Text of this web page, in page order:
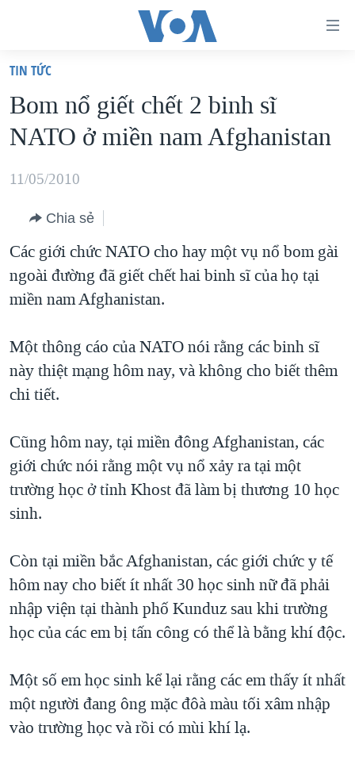
truy
cập
Tới
dung
chính
điều
hướng
chính
tới
"Tìm"
VIỆT NAM
HOA KỲ
BIỂN ĐÔNG
BLOG
DIỄN ĐÀN
MỤC
VẠCH TRẦN TIN GIẢ
NGƯỜI VIỆT HẢI NGOẠI
ĐỜI SỐNG
KHOA HỌC
SỨC KHOẺ
VĂN HOÁ
GIÁO DỤC
CHIẾN TRANH THƯƠNG MẠI CỦA MỸ: QUÁ KHỨ VÀ HIỆN
HÀNH TRÌNH BẦU CỬ 2024
GIẢI MÃ VÀNH ĐAI & CON ĐƯỜNG
NGÀY TỊ NẠN THẾ GIỚI
TRỊNH VĨNH BÌNH - NGƯỜI HẠ 'BÊN THẮNG CUỘC'
CHI PHÍ CHIẾN TRANH AFGHANISTAN
CÁC GIÁ TRỊ CỘNG HÒA Ở VIỆT NAM
THƯỢNG ĐỈNH TRUMP-KIM TẠI VIỆT NAM
TRỊNH VĨNH BÌNH VS. CHÍNH PHỦ VIỆT NAM
NGƯ DÂN VIỆT VÀ LÀN SÓNG TRỘM HẢI SÂM
BÊN KIA QUỐC LỘ: TIẾNG VỌNG TỪ NÔNG THÔN MỸ
QUAN HỆ VIỆT MỸ
HỌC TIẾNG ANH
VIDEO
NGHE
MẠNG XÃ HỘI
Ngôn ngữ khác
TIN TỨC
Bom nổ giết chết 2 binh sĩ
NATO ở miền nam Afghanistan
11/05/2010
Chia sẻ
Các giới chức NATO cho hay một vụ nổ bom gài
ngoài đường đã giết chết hai binh sĩ của họ tại
miền nam Afghanistan.
Một thông cáo của NATO nói rằng các binh sĩ
này thiệt mạng hôm nay, và không cho biết thêm
chi tiết.
Cũng hôm nay, tại miền đông Afghanistan, các
giới chức nói rằng một vụ nổ xảy ra tại một
trường học ở tỉnh Khost đã làm bị thương 10 học
sinh.
Còn tại miền bắc Afghanistan, các giới chức y tế
hôm nay cho biết ít nhất 30 học sinh nữ đã phải
nhập viện tại thành phố Kunduz sau khi trường
học của các em bị tấn công có thể là bằng khí độc.
Một số em học sinh kể lại rằng các em thấy ít nhất
một người đang ông mặc đôà màu tối xâm nhập
vào trường học và rồi có mùi khí lạ.